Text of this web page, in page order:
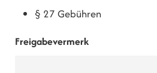
§ 27 Gebühren
Freigabevermerk